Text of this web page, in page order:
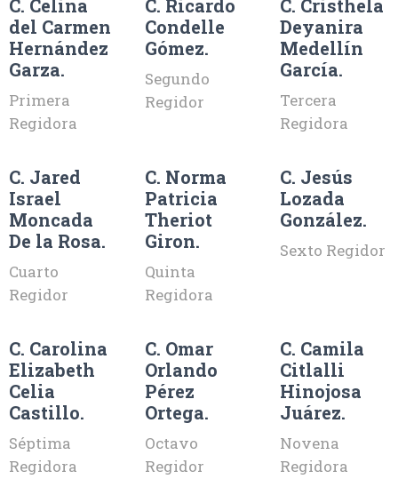
C. Celina
del Carmen
Hernández
Garza.
Primera
Regidora
C. Ricardo
Condelle
Gómez.
Segundo
Regidor
C. Cristhela
Deyanira
Medellín
García.
Tercera
Regidora
C. Jared
Israel
Moncada
De la Rosa.
Cuarto
Regidor
C. Norma
Patricia
Theriot
Giron.
Quinta
Regidora
C. Jesús
Lozada
González.
Sexto Regidor
C. Carolina
Elizabeth
Celia
Castillo.
Séptima
Regidora
C. Omar
Orlando
Pérez
Ortega.
Octavo
Regidor
C. Camila
Citlalli
Hinojosa
Juárez.
Novena
Regidora